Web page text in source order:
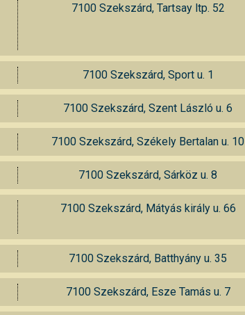
7100 Szekszárd, Tartsay ltp. 52
7100 Szekszárd, Sport u. 1
7100 Szekszárd, Szent László u. 6
7100 Szekszárd, Székely Bertalan u. 10
7100 Szekszárd, Sárköz u. 8
7100 Szekszárd, Mátyás király u. 66
7100 Szekszárd, Batthyány u. 35
7100 Szekszárd, Esze Tamás u. 7